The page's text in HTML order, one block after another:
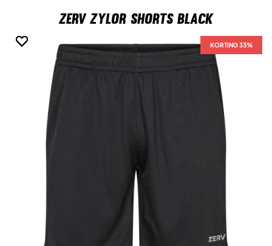
ZERV Zylor Shorts Black
KORTING 33%
KORTING 33%
KORTING 33%